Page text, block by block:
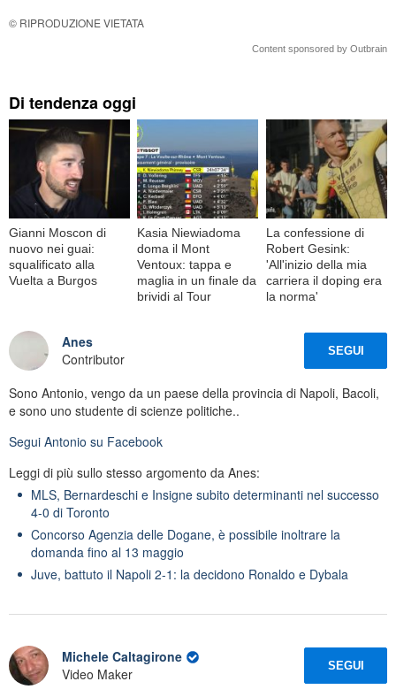
© RIPRODUZIONE VIETATA
Content sponsored by Outbrain
Di tendenza oggi
Gianni Moscon di
nuovo nei guai:
squalificato alla
Vuelta a Burgos
Kasia Niewiadoma
doma il Mont
Ventoux: tappa e
maglia in un finale da
brividi al Tour
La confessione di
Robert Gesink:
'All'inizio della mia
carriera il doping era
la norma'
Anes
Contributor
SEGUI
Sono Antonio, vengo da un paese della provincia di Napoli, Bacoli,
e sono uno studente di scienze politiche..
Segui Antonio su Facebook
Leggi di più sullo stesso argomento da Anes:
MLS, Bernardeschi e Insigne subito determinanti nel successo
4-0 di Toronto
Concorso Agenzia delle Dogane, è possibile inoltrare la
domanda fino al 13 maggio
Juve, battuto il Napoli 2-1: la decidono Ronaldo e Dybala
Michele Caltagirone
Video Maker
SEGUI